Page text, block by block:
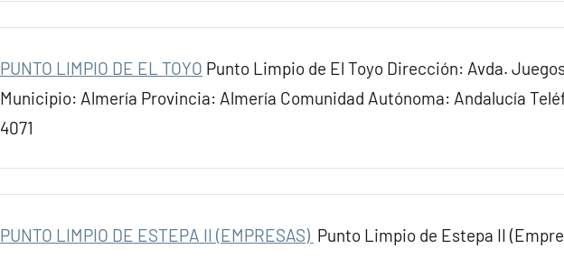
PUNTO LIMPIO DE EL TOYO Punto Limpio de El Toyo Dirección: Avda.
Municipio: Almería Provincia: Almería Comunidad Autónoma: Andalucía
4071
PUNTO LIMPIO DE ESTEPA II (EMPRESAS) Punto Limpio de Estepa II